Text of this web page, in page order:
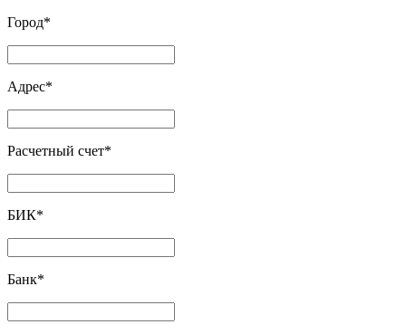
Город*
Адрес*
Расчетный счет*
БИК*
Банк*